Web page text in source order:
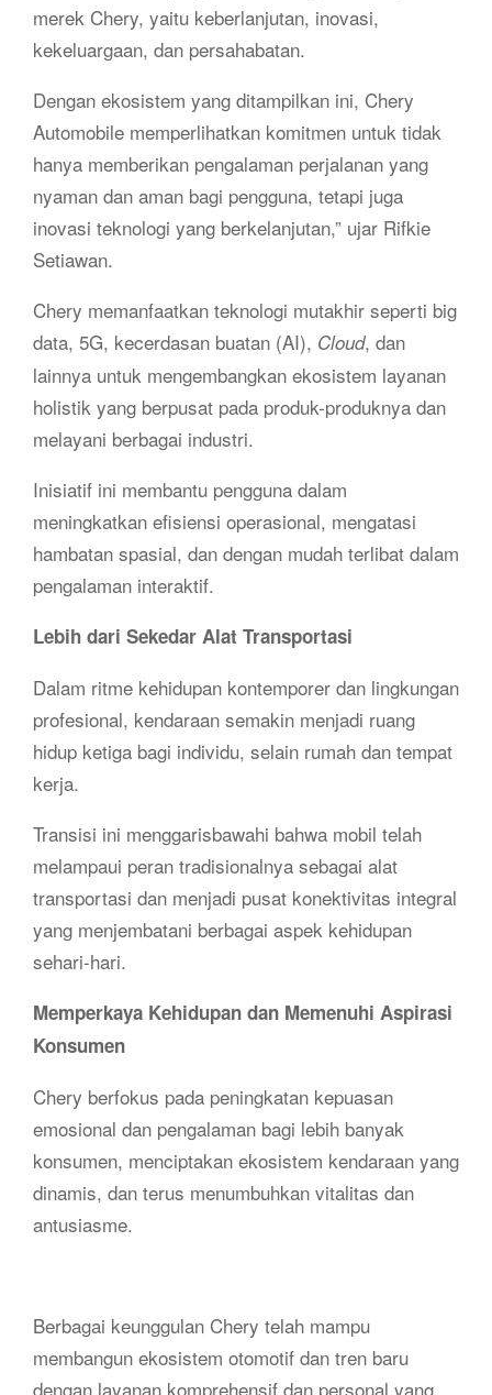
merek Chery, yaitu keberlanjutan, inovasi,
kekeluargaan, dan persahabatan.
Dengan ekosistem yang ditampilkan ini, Chery
Automobile memperlihatkan komitmen untuk tidak
hanya memberikan pengalaman perjalanan yang
nyaman dan aman bagi pengguna, tetapi juga
inovasi teknologi yang berkelanjutan,” ujar Rifkie
Setiawan.
Chery memanfaatkan teknologi mutakhir seperti big
data, 5G, kecerdasan buatan (AI), Cloud, dan
lainnya untuk mengembangkan ekosistem layanan
holistik yang berpusat pada produk-produknya dan
melayani berbagai industri.
Inisiatif ini membantu pengguna dalam
meningkatkan efisiensi operasional, mengatasi
hambatan spasial, dan dengan mudah terlibat dalam
pengalaman interaktif.
Lebih dari Sekedar Alat Transportasi
Dalam ritme kehidupan kontemporer dan lingkungan
profesional, kendaraan semakin menjadi ruang
hidup ketiga bagi individu, selain rumah dan tempat
kerja.
Transisi ini menggarisbawahi bahwa mobil telah
melampaui peran tradisionalnya sebagai alat
transportasi dan menjadi pusat konektivitas integral
yang menjembatani berbagai aspek kehidupan
sehari-hari.
Memperkaya Kehidupan dan Memenuhi Aspirasi
Konsumen
Chery berfokus pada peningkatan kepuasan
emosional dan pengalaman bagi lebih banyak
konsumen, menciptakan ekosistem kendaraan yang
dinamis, dan terus menumbuhkan vitalitas dan
antusiasme.
Berbagai keunggulan Chery telah mampu
membangun ekosistem otomotif dan tren baru
dengan layanan komprehensif dan personal yang